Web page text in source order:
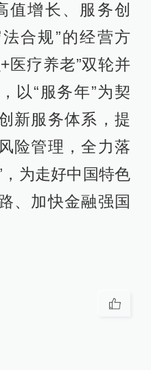
值增长、服务创
合规”的经营方
医疗养老”双轮并
以“服务年”为契
新服务体系，提
险管理，全力落
，为走好中国特色
、加快金融强国